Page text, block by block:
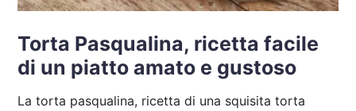
Torta Pasqualina, ricetta facile
di un piatto amato e gustoso
La torta pasqualina, ricetta di una squisita torta